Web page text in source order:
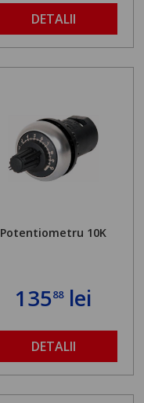
DETALII
Potentiometru 10K
13588lei
DETALII